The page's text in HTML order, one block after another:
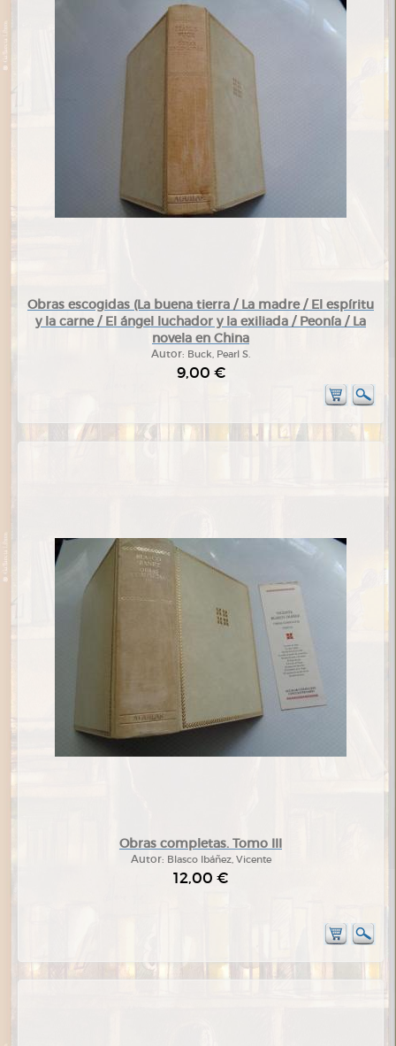
Obras escogidas (La buena tierra / La madre / El espíritu
y la carne / El ángel luchador y la exiliada / Peonía / La
novela en China
Autor: Buck, Pearl S.
9,00 €
Obras completas. Tomo III
Autor: Blasco Ibáñez, Vicente
12,00 €